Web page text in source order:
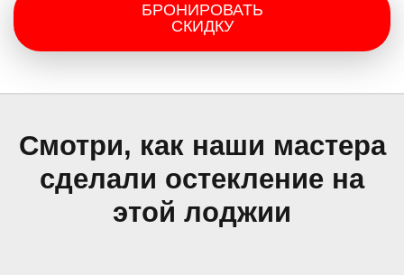
БРОНИРОВАТЬ
СКИДКУ
Смотри, как наши мастера
сделали остекление на
этой лоджии